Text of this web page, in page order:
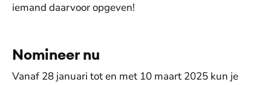
iemand daarvoor opgeven!
Nomineer nu
Vanaf 28 januari tot en met 10 maart 2025 kun je